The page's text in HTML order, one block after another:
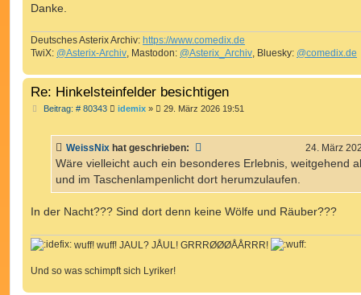
Danke.
Deutsches Asterix Archiv: https://www.comedix.de
TwiX: @Asterix-Archiv, Mastodon: @Asterix_Archiv, Bluesky: @comedix.de
Re: Hinkelsteinfelder besichtigen
Beitrag: # 80343B
r
a
idemix» 29. März 2026 19:51
WeissNix hat geschrieben: 24. März
Wäre vielleicht auch ein besonderes Erlebnis, weitgehend
und im Taschenlampenlicht dort herumzulaufen.
In der Nacht??? Sind dort denn keine Wölfe und Räuber???
wuff! wuff! JAUL? JÅUL! GRRRØØØÅÅRRR!
Und so was schimpft sich Lyriker!